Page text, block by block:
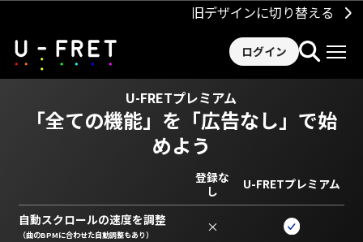
旧デザインに切り替える
ログイン
U-FRETプレミアム
「全ての機能」を 「広告なし」で始
めよう
登録な
し
U-FRETプレミアム
自動スクロールの速度を調整
（曲のBPMに合わせた自動調整もあり） ×